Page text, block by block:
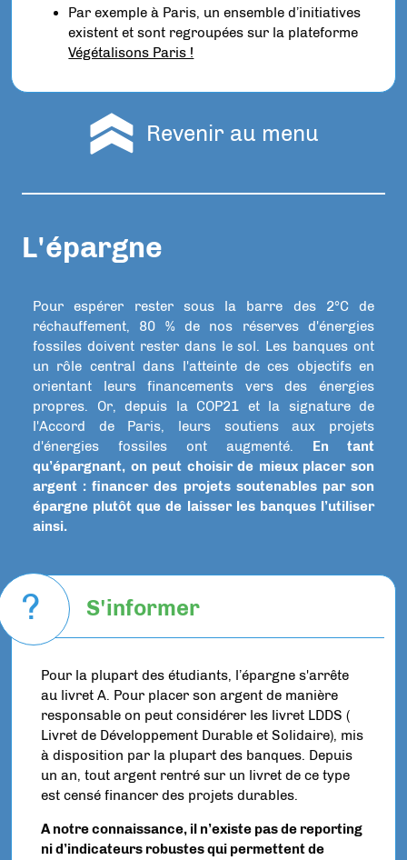
Par exemple à Paris, un ensemble d’initiatives
existent et sont regroupées sur la plateforme
Végétalisons Paris !
Revenir au menu
L'épargne
Pour espérer rester sous la barre des 2°C de
réchauffement, 80 % de nos réserves d'énergies
fossiles doivent rester dans le sol. Les banques ont
un rôle central dans l'atteinte de ces objectifs en
orientant leurs financements vers des énergies
propres. Or, depuis la COP21 et la signature de
l'Accord de Paris, leurs soutiens aux projets
d'énergies fossiles ont augmenté. En tant
qu’épargnant, on peut choisir de mieux placer son
argent : financer des projets soutenables par son
épargne plutôt que de laisser les banques l’utiliser
ainsi.
? S'informer
Pour la plupart des étudiants, l’épargne s'arrête
au livret A. Pour placer son argent de manière
responsable on peut considérer les livret LDDS (
Livret de Développement Durable et Solidaire), mis
à disposition par la plupart des banques. Depuis
un an, tout argent rentré sur un livret de ce type
est censé financer des projets durables.
A notre connaissance, il n’existe pas de reporting
ni d’indicateurs robustes qui permettent de